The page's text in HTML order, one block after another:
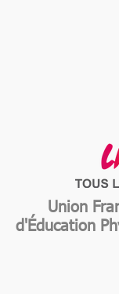
Union
d'Éducation